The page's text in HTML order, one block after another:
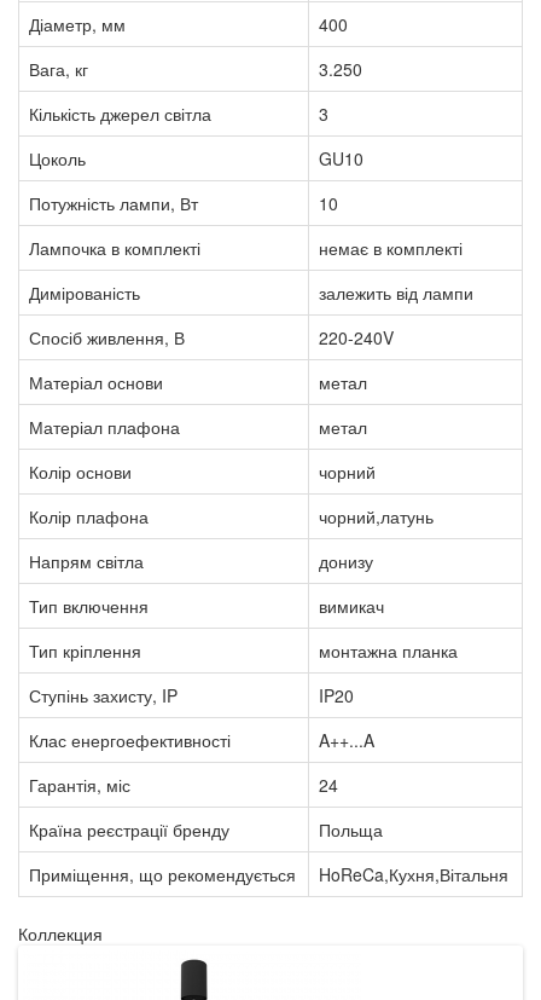
Діаметр, мм
400
Вага, кг
3.250
Кількість джерел світла
3
Цоколь
GU10
Потужність лампи, Вт
10
Лампочка в комплекті
немає в комплекті
Димірованість
залежить від лампи
Спосіб живлення, В
220-240V
Матеріал основи
метал
Матеріал плафона
метал
Колір основи
чорний
Колір плафона
чорний,латунь
Напрям світла
донизу
Тип включення
вимикач
Тип кріплення
монтажна планка
Ступінь захисту, IP
IP20
Клас енергоефективності
A++...A
Гарантія, міс
24
Країна реєстрації бренду
Польща
Приміщення, що рекомендується
HoReCa,Кухня,Вітальня
Коллекция